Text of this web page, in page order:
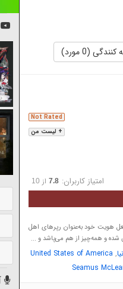
(0 مورد)
+ لیست من
Not Rated
امتیاز کاربران: 7.8 از 10
هویت خود به‌عنوان رپرهای اهل
شده و همه‌چیز از هم می‌پاشد و ...
,
United States of America
Seamus